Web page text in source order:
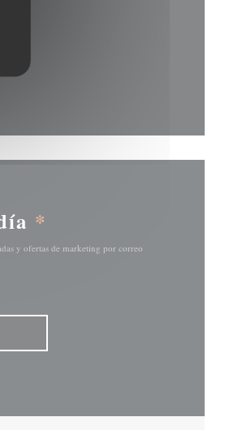
*
y ofertas de marketing por correo